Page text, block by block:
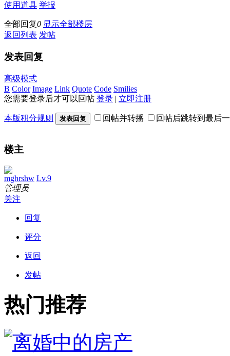
使用道具 举报
全部回复0 显示全部楼层
返回列表 发帖
发表回复
高级模式
B Color Image Link Quote Code Smilies
您需要登录后才可以回帖 登录 | 立即注册
本版积分规则 发表回复 回帖并转播 回帖后跳转到最后
楼主
mghrshw Lv.9
管理员
关注
回复
评分
返回
发帖
热门推荐